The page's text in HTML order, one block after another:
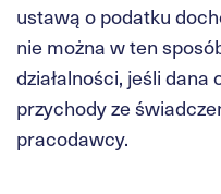
ustawą o podatku
nie można w ten
działalności, jeśli
przychody ze
pracodawcy.